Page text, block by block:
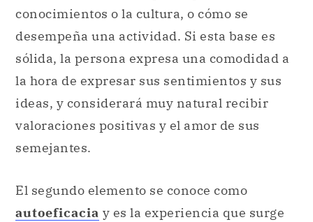
conocimientos o la cultura, o cómo se
desempeña una actividad. Si esta base es
sólida, la persona expresa una comodidad a
la hora de expresar sus sentimientos y sus
ideas, y considerará muy natural recibir
valoraciones positivas y el amor de sus
semejantes.
El segundo elemento se conoce como
autoeficacia y es la experiencia que surge